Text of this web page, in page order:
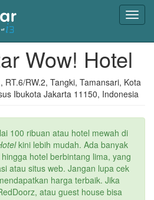
Wow! Hotel
RW.2, Tangki, Tamansari, Kota
Ibukota Jakarta 11150, Indonesia
100 ribuan atau hotel mewah di
kini lebih mudah. Ada banyak
hotel berbintang lima, yang
atau situs web. Jangan lupa cek
harga terbaik. Jika
atau guest house bisa